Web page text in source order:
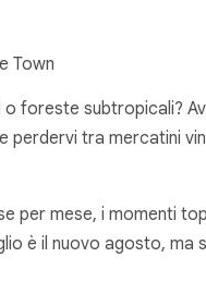
Town
foreste subtropicali?
perdervi tra mercatini
per mese, i momenti
è il nuovo agosto, ma